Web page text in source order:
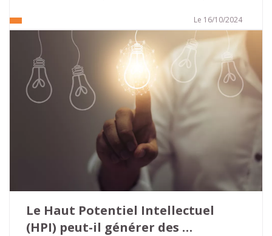
peuvent être lourds de conséquences, tant sur
le plan professionnel que personnel. Nous
allons faire le point sur l’importance de la
prévention des risques auditifs au travail, les
mesures existantes et les solutions à mettre en
place pour assurer un environnement sain et
productif.
Le 16/10/2024
Le Haut Potentiel Intellectuel
(HPI) peut-il générer des